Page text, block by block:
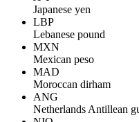
Japanese yen
LBP
Lebanese pound
MXN
Mexican peso
MAD
Moroccan dirham
ANG
Netherlands Antillean